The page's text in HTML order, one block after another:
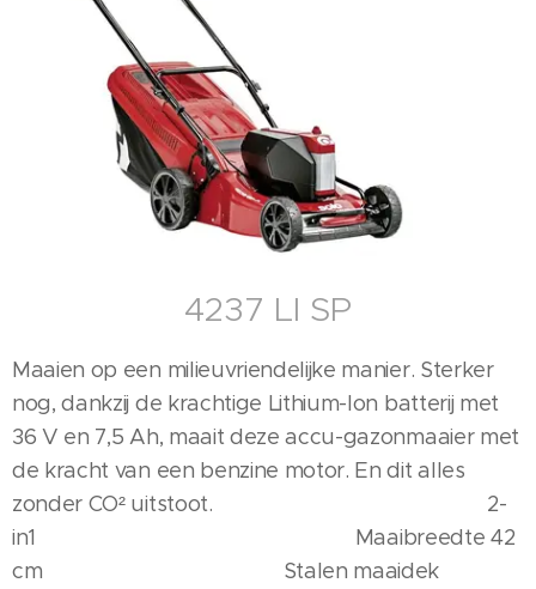
4237 LI SP
Maaien op een milieuvriendelijke manier. Sterker
nog, dankzij de krachtige Lithium-Ion batterij met
36 V en 7,5 Ah, maait deze accu-gazonmaaier met
de kracht van een benzine motor. En dit alles
zonder CO² uitstoot. 2-
in1 Maaibreedte 42
cm Stalen maaidek